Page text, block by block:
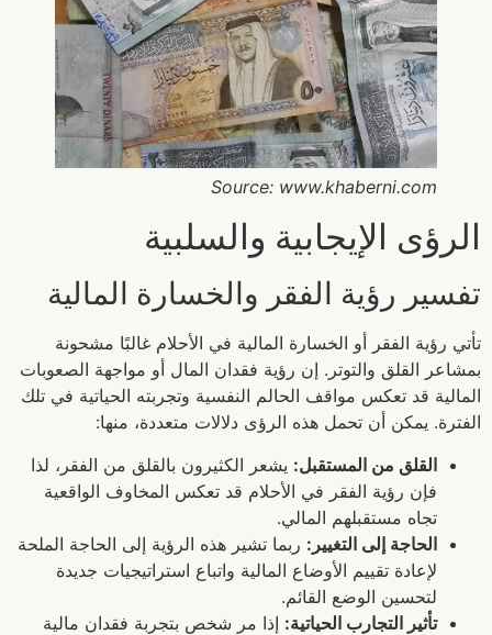
Source: www.khaberni.com
الرؤى الإيجابية والسلبية
تفسير رؤية الفقر والخسارة المالية
تأتي رؤية الفقر أو الخسارة المالية في الأحلام غالبًا مشحونة
بمشاعر القلق والتوتر. إن رؤية فقدان المال أو مواجهة الصعوبات
المالية قد تعكس مواقف الحالم النفسية وتجربته الحياتية في تلك
الفترة. يمكن أن تحمل هذه الرؤى دلالات متعددة، منها:
القلق من المستقبل: يشعر الكثيرون بالقلق من الفقر، لذا
فإن رؤية الفقر في الأحلام قد تعكس المخاوف الواقعية
تجاه مستقبلهم المالي.
الحاجة إلى التغيير: ربما تشير هذه الرؤية إلى الحاجة الملحة
لإعادة تقييم الأوضاع المالية واتباع استراتيجيات جديدة
لتحسين الوضع القائم.
تأثير التجارب الحياتية: إذا مر شخص بتجربة فقدان مالية